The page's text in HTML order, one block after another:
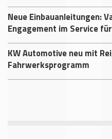
Neue Einbauanleitungen:
Engagement im Service
KW Automotive neu mit
Fahrwerksprogramm